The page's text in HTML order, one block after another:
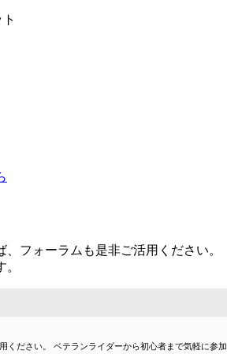
フォーラムも是非ご活用ください。
ください。 ベテランライダーから初心者まで気軽に参加